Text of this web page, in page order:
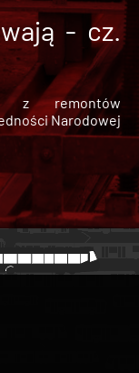
- cz.
z remontów
Narodowej